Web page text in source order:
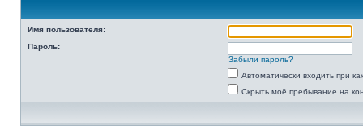
Имя пользователя:
Пароль:
Забыли пароль?
Автоматически входить при
Скрыть моё пребывание на